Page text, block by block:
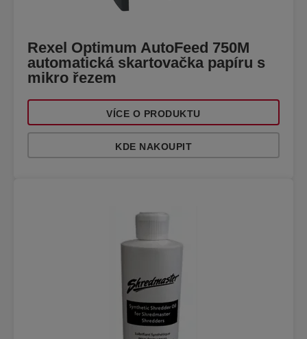
Rexel Optimum AutoFeed 750M
automatická skartovačka papíru s
mikro řezem
VÍCE O PRODUKTU
KDE NAKOUPIT